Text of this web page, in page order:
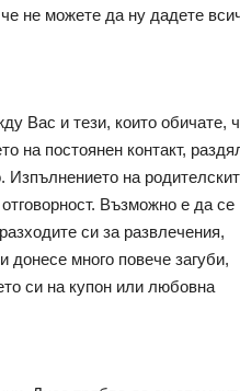
не можете да ну дадете
Вас и тези, които обичате,
на постоянен контакт,
Изпълнението на
Възможно е да се
си за развлечения,
много повече загуби,
си на купон или любовна